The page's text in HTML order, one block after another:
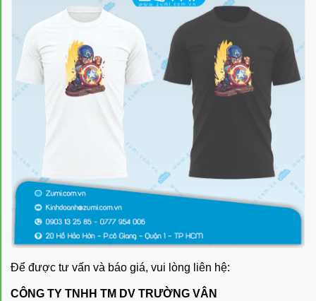
Để được tư vấn và báo giá, vui lòng liên hệ:
CÔNG TY TNHH TM DV TRƯỜNG VÂN